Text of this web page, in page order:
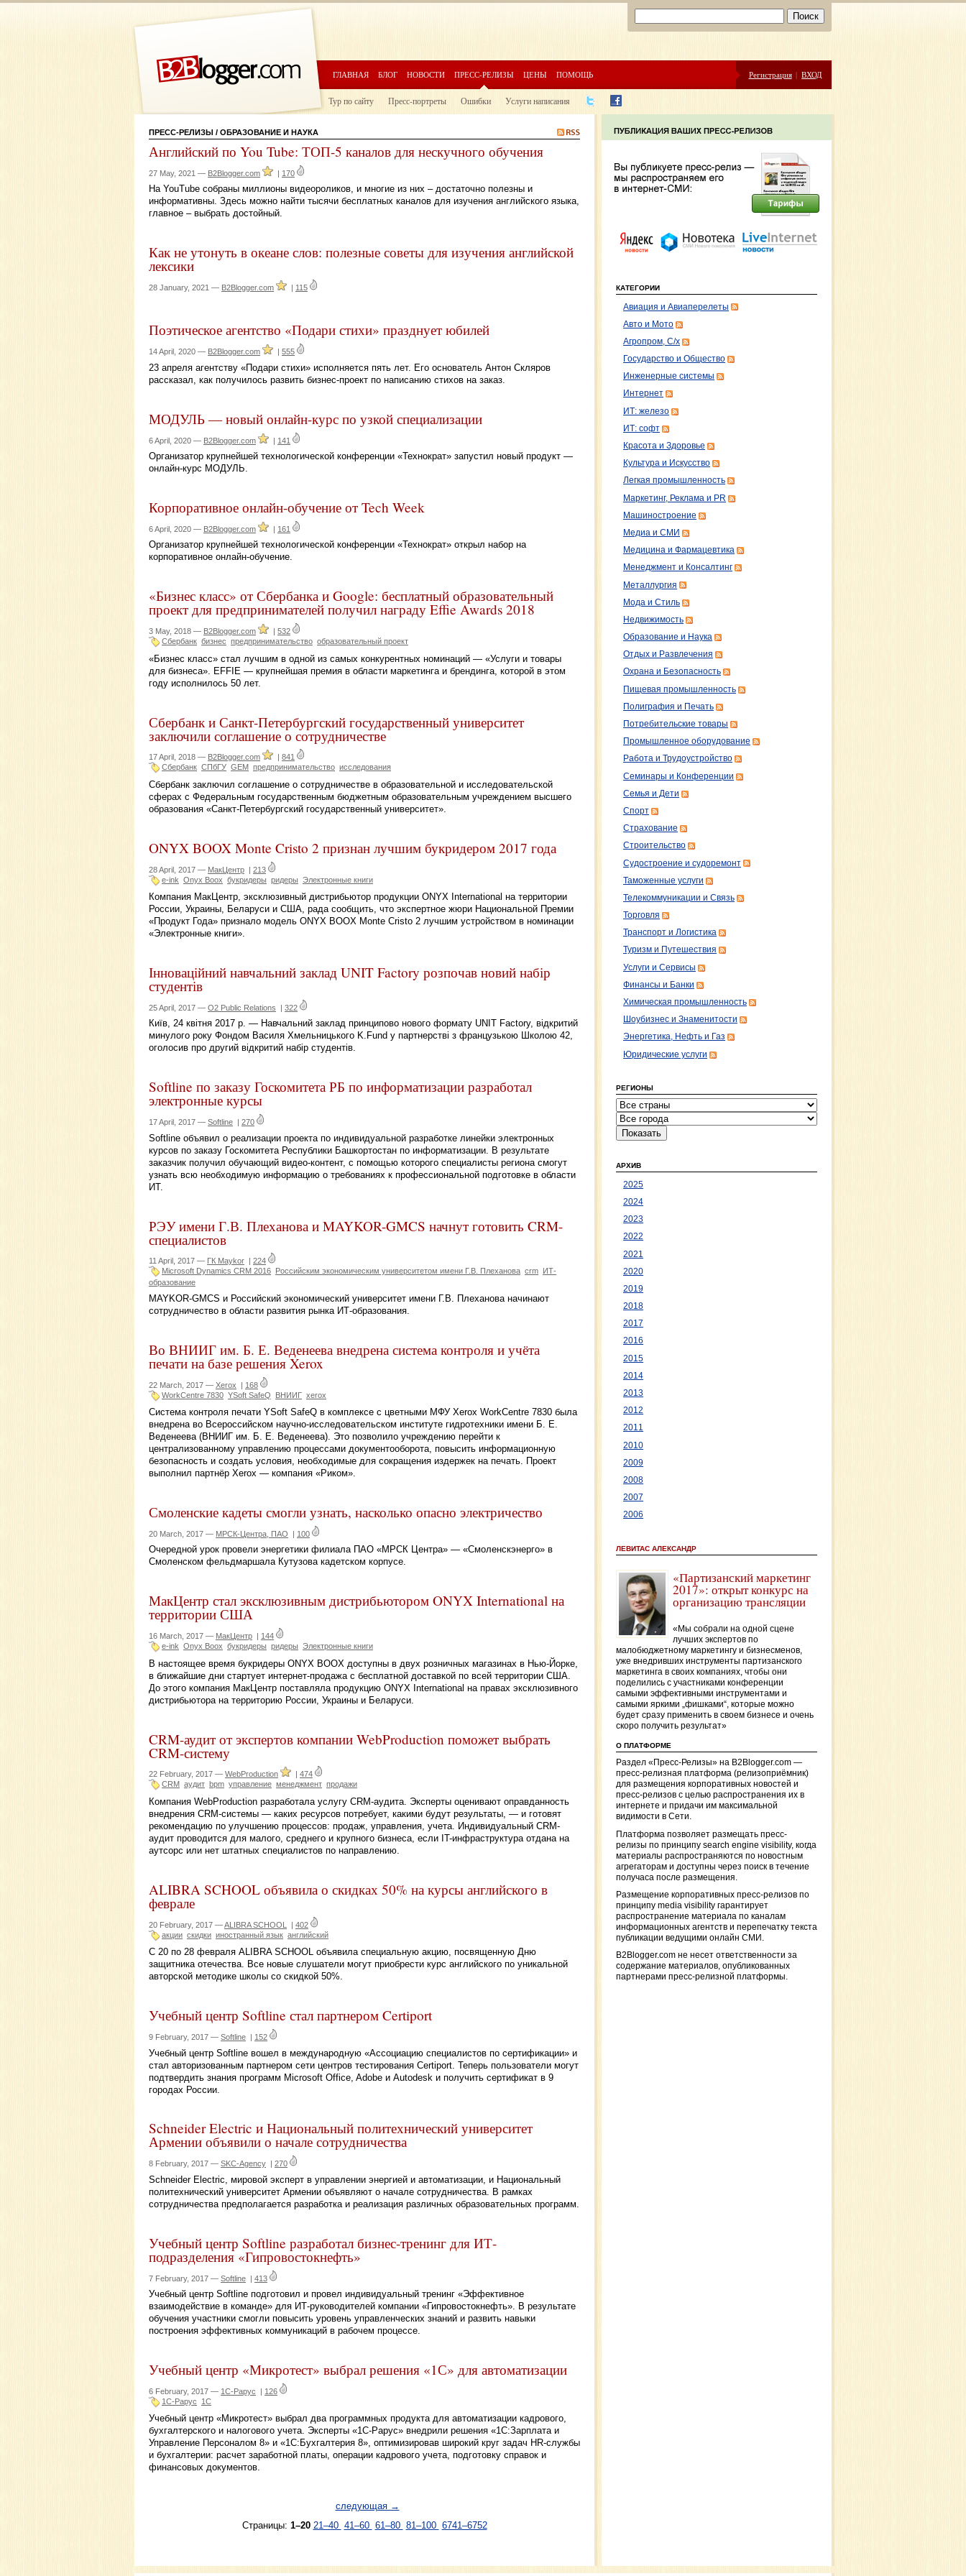
ГЛАВНАЯ БЛОГ НОВОСТИ ПРЕСС-РЕЛИЗЫ ЦЕНЫ ПОМОЩЬ Регистрация | ВХОД
Тур по сайту Пресс-портреты Ошибки Услуги написания
ПРЕСС-РЕЛИЗЫ / ОБРАЗОВАНИЕ И НАУКА
Английский по You Tube: ТОП-5 каналов для нескучного обучения
27 May, 2021 — B2Blogger.com | 170
На YouTube собраны миллионы видеороликов, и многие из них – достаточно полезны и
информативны. Здесь можно найти тысячи бесплатных каналов для изучения английского языка,
главное – выбрать достойный.
Как не утонуть в океане слов: полезные советы для изучения английской
лексики
28 January, 2021 — B2Blogger.com | 115
Поэтическое агентство «Подари стихи» празднует юбилей
14 April, 2020 — B2Blogger.com 555
23 апреля агентству «Подари стихи» исполняется пять лет. Его основатель Антон Скляров
рассказал, как получилось развить бизнес-проект по написанию стихов на заказ.
МОДУЛЬ — новый онлайн-курс по узкой специализации
6 April, 2020 — B2Blogger.com | 141
Организатор крупнейшей технологической конференции «Технократ» запустил новый продукт —
онлайн-курс МОДУЛЬ.
Корпоративное онлайн-обучение от Tech Week
6 April, 2020 — B2Blogger.com | 161
Организатор крупнейшей технологической конференции «Технократ» открыл набор на
корпоративное онлайн-обучение.
«Бизнес класс» от Сбербанка и Google: бесплатный образовательный
проект для предпринимателей получил награду Effie Awards 2018
3 May, 2018 — B2Blogger.com | 532
Сбербанк бизнес предпринимательство образовательный проект
«Бизнес класс» стал лучшим в одной из самых конкурентных номинаций — «Услуги и товары
для бизнеса». EFFIE — крупнейшая премия в области маркетинга и брендинга, которой в этом
году исполнилось 50 лет.
Сбербанк и Санкт-Петербургский государственный университет
заключили соглашение о сотрудничестве
17 April, 2018 — B2Blogger.com
841
Сбербанк СПбГУ GEM предпринимательство исследования
Сбербанк заключил соглашение о сотрудничестве в образовательной и исследовательской
сферах с Федеральным государственным бюджетным образовательным учреждением высшего
образования «Санкт-Петербургский государственный университет».
ONYX BOOX Monte Cristo 2 признан лучшим букридером 2017 года
28 April, 2017 — МакЦентр | 213
e-ink Onyx Boox букридеры ридеры Электронные книги
Компания МакЦентр, эксклюзивный дистрибьютор продукции ONYX International на территории
России, Украины, Беларуси и США, рада сообщить, что экспертное жюри Национальной Премии
«Продукт Года» признало модель ONYX BOOX Monte Cristo 2 лучшим устройством в номинации
«Электронные книги».
Інноваційний навчальний заклад UNIT Factory розпочав новий набір
студентів
25 April, 2017 — O2 Public Relations | 322
Київ, 24 квітня 2017 р. — Навчальний заклад принципово нового формату UNIT Factory, відкритий
минулого року Фондом Василя Хмельницького K.Fund у партнерстві з французькою Школою 42,
оголосив про другий відкритий набір студентів.
Softline по заказу Госкомитета РБ по информатизации разработал
электронные курсы
17 April, 2017 — Softline | 270
Softline объявил о реализации проекта по индивидуальной разработке линейки электронных
курсов по заказу Госкомитета Республики Башкортостан по информатизации. В результате
заказчик получил обучающий видео-контент, с помощью которого специалисты региона смогут
узнать всю необходимую информацию о требованиях к профессиональной подготовке в области
ИТ.
РЭУ имени Г.В. Плеханова и MAYKOR-GMCS начнут готовить CRM-
специалистов
11 April, 2017 — ГК Maykor
224
Microsoft Dynamics CRM 2016
Российским экономическим университетом имени Г.В. Плеханова сrm ИТ-
образование
MAYKOR-GMCS и Российский экономический университет имени Г.В. Плеханова начинают
сотрудничество в области развития рынка ИТ-образования.
Во ВНИИГ им. Б. Е. Веденеева внедрена система контроля и учёта
печати на базе решения Xerox
22 March, 2017 — Xerox | 168
WorkCentre 7830 YSoft SafeQ ВНИИГ xerox
Система контроля печати YSoft SafeQ в комплексе с цветными МФУ Xerox WorkCentre 7830 была
внедрена во Всероссийском научно-исследовательском институте гидротехники имени Б. Е.
Веденеева (ВНИИГ им. Б. Е. Веденеева). Это позволило учреждению перейти к
централизованному управлению процессами документооборота, повысить информационную
безопасность и создать условия, необходимые для сокращения издержек на печать. Проект
выполнил партнёр Xerox — компания «Риком».
Смоленские кадеты смогли узнать, насколько опасно электричество
20 March, 2017 — МРСК-Центра, ПАО | 100
Очередной урок провели энергетики филиала ПАО «МРСК Центра» — «Смоленскэнерго» в
Смоленском фельдмаршала Кутузова кадетском корпусе.
МакЦентр стал эксклюзивным дистрибьютором ONYX International на
территории США
16 March, 2017 — МакЦентр
144
e-ink Onyx Boox букридеры ридеры Электронные книги
В настоящее время букридеры ONYX BOOX доступны в двух розничных магазинах в Нью-Йорке,
в ближайшие дни стартует интернет-продажа с бесплатной доставкой по всей территории США.
До этого компания МакЦентр поставляла продукцию ONYX International на правах эксклюзивного
дистрибьютора на территорию России, Украины и Беларуси.
CRM-аудит от экспертов компании WebProduction поможет выбрать
CRM-систему
22 February, 2017 — WebProduction
474
CRM аудит bpm управление менеджмент продажи
Компания WebProduction разработала услугу CRM-аудита. Эксперты оценивают оправданность
внедрения CRM-системы — каких ресурсов потребует, какими будут результаты, — и готовят
рекомендацию по улучшению процессов: продаж, управления, учета. Индивидуальный CRM-
аудит проводится для малого, среднего и крупного бизнеса, если IT-инфраструктура отдана на
аутсорс или нет штатных специалистов по направлению.
ALIBRA SCHOOL объявила о скидках 50% на курсы английского в
феврале
20 February, 2017 —ALIBRA SCHOOL | 402
акции скидки иностранный язык английский
С 20 по 28 февраля ALIBRA SCHOOL объявила специальную акцию, посвященную Дню
защитника отечества. Все новые слушатели могут приобрести курс английского по уникальной
авторской методике школы со скидкой 50%.
Учебный центр Softline стал партнером Certiport
9 February, 2017 — Softline | 152
Учебный центр Softline вошел в международную «Ассоциацию специалистов по сертификации» и
стал авторизованным партнером сети центров тестирования Certiport. Теперь пользователи могут
подтвердить знания программ Microsoft Office, Adobe и Autodesk и получить сертификат в 9
городах России.
Schneider Electric и Национальный политехнический университет
Армении объявили о начале сотрудничества
8 February, 2017 — SKC-Agency 270
Schneider Electric, мировой эксперт в управлении энергией и автоматизации, и Национальный
политехнический университет Армении объявляют о начале сотрудничества. В рамках
сотрудничества предполагается разработка и реализация различных образовательных программ.
Учебный центр Softline разработал бизнес-тренинг для ИТ-
подразделения «Гипровостокнефть»
7 February, 2017 — Softline | 413
Учебный центр Softline подготовил и провел индивидуальный тренинг «Эффективное
взаимодействие в команде» для ИТ-руководителей компании «Гипровостокнефть». В результате
обучения участники смогли повысить уровень управленческих знаний и развить навыки
построения эффективных коммуникаций в рабочем процессе.
Учебный центр «Микротест» выбрал решения «1С» для автоматизации
6 February, 2017 — 1С-Рарус | 126
1С-Рарус
1С
Учебный центр «Микротест» выбрал два программных продукта для автоматизации кадрового,
бухгалтерского и налогового учета. Эксперты «1С-Рарус» внедрили решения «1С:Зарплата и
Управление Персоналом 8» и «1С:Бухгалтерия 8», оптимизировав широкий круг задач HR-службы
и бухгалтерии: расчет заработной платы, операции кадрового учета, подготовку справок и
финансовых документов.
следующая →
Страницы: 1–20 21–40 41–60 61–80 81–100 6741–6752
КАТЕГОРИИ
Авиация и Авиаперелеты
Авто и Мото
Агропром, С/х
Государство и Общество
Инженерные системы
Интернет
ИТ: железо
ИТ: софт
Красота и Здоровье
Культура и Искусство
Легкая промышленность
Маркетинг, Реклама и PR
Машиностроение
Медиа и СМИ
Медицина и Фармацевтика
Менеджмент и Консалтинг
Металлургия
Мода и Стиль
Недвижимость
Образование и Наука
Отдых и Развлечения
Охрана и Безопасность
Пищевая промышленность
Полиграфия и Печать
Потребительские товары
Промышленное оборудование
Работа и Трудоустройство
Семинары и Конференции
Семья и Дети
Спорт
Страхование
Строительство
Судостроение и судоремонт
Таможенные услуги
Телекоммуникации и Связь
Торговля
Транспорт и Логистика
Туризм и Путешествия
Услуги и Сервисы
Финансы и Банки
Химическая промышленность
Шоубизнес и Знаменитости
Энергетика, Нефть и Газ
Юридические услуги
РЕГИОНЫ
АРХИВ
2025
2024
2023
2022
2021
2020
2019
2018
2017
2016
2015
2014
2013
2012
2011
2010
2009
2008
2007
2006
ЛЕВИТАС АЛЕКСАНДР
«Партизанский маркетинг
2017»: открыт конкурс на
организацию трансляции
«Мы собрали на одной сцене
лучших экспертов по
малобюджетному маркетингу и бизнесменов,
уже внедривших инструменты партизанского
маркетинга в своих компаниях, чтобы они
поделились с участниками конференции
самыми эффективными инструментами и
самыми яркими „фишками“, которые можно
будет сразу применить в своем бизнесе и очень
скоро получить результат»
О ПЛАТФОРМЕ
Раздел «Пресс-Релизы» на B2Blogger.com —
пресс-релизная платформа (релизоприёмник)
для размещения корпоративных новостей и
пресс-релизов с целью распространения их в
интернете и придачи им максимальной
видимости в Сети.
Платформа позволяет размещать пресс-
релизы по принципу search engine visibility, когда
материалы распространяются по новостным
агрегаторам и доступны через поиск в течение
получаса после размещения.
Размещение корпоративных пресс-релизов по
принципу media visibility гарантирует
распространение материала по каналам
информационных агентств и перепечатку текста
публикации ведущими онлайн СМИ.
B2Blogger.com не несет ответственности за
содержание материалов, опубликованных
партнерами пресс-релизной платформы.